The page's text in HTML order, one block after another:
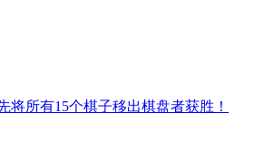
将所有15个棋子移出棋盘者获胜！